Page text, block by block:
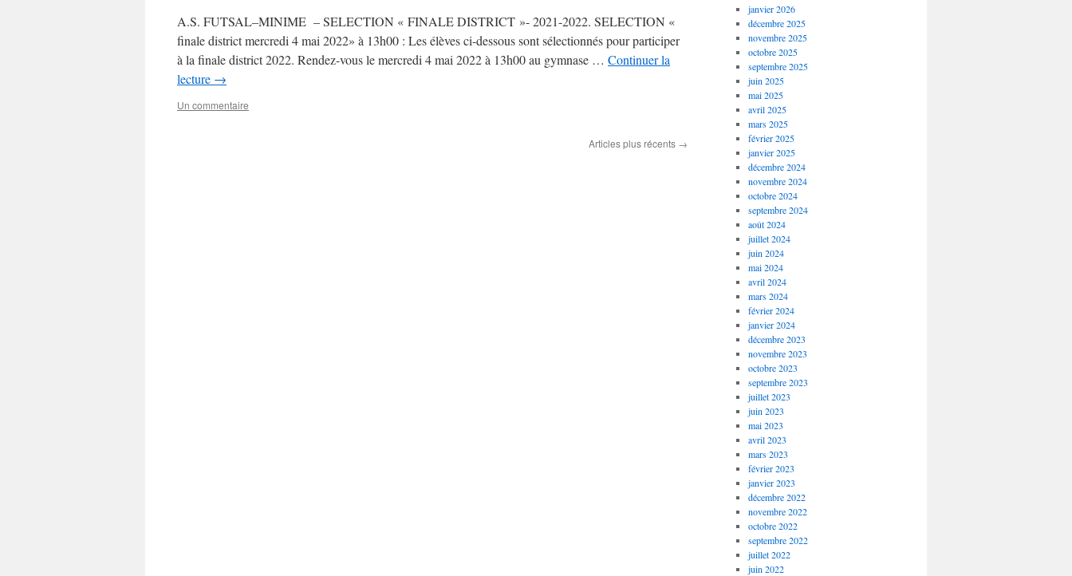
A.S. FUTSAL–MINIME – SELECTION « FINALE DISTRICT »- 2021-2022. SELECTION «
finale district mercredi 4 mai 2022» à 13h00 : Les élèves ci-dessous sont sélectionnés pour participer
à la finale district 2022. Rendez-vous le mercredi 4 mai 2022 à 13h00 au gymnase … Continuer la
lecture →
Un commentaire
Articles plus récents →
janvier 2026
décembre 2025
novembre 2025
octobre 2025
septembre 2025
juin 2025
mai 2025
avril 2025
mars 2025
février 2025
janvier 2025
décembre 2024
novembre 2024
octobre 2024
septembre 2024
août 2024
juillet 2024
juin 2024
mai 2024
avril 2024
mars 2024
février 2024
janvier 2024
décembre 2023
novembre 2023
octobre 2023
septembre 2023
juillet 2023
juin 2023
mai 2023
avril 2023
mars 2023
février 2023
janvier 2023
décembre 2022
novembre 2022
octobre 2022
septembre 2022
juillet 2022
juin 2022